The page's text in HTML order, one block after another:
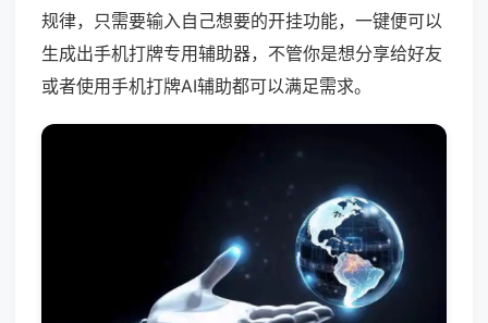
规律，只需要输入自己想要的开挂功能，一键便可以
生成出手机打牌专用辅助器，不管你是想分享给好友
或者使用手机打牌AI辅助都可以满足需求。